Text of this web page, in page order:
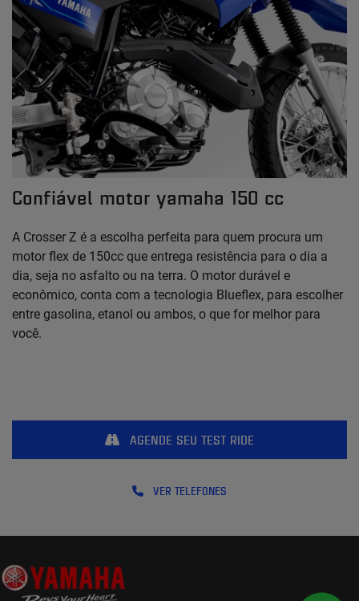
Confiável motor yamaha 150 cc
A Crosser Z é a escolha perfeita para quem procura um
motor flex de 150cc que entrega resistência para o dia a
dia, seja no asfalto ou na terra. O motor durável e
econômico, conta com a tecnologia Blueflex, para escolher
entre gasolina, etanol ou ambos, o que for melhor para
você.
VER TELEFONES
AGENDE SEU TEST RIDE